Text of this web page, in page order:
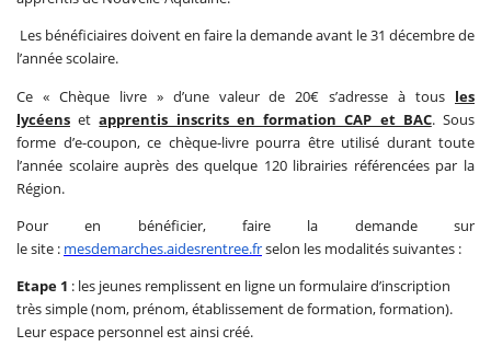
Les bénéficiaires doivent en faire la demande avant le 31 décembre de
l’année scolaire.
Ce « Chèque livre » d’une valeur de 20€ s’adresse à tous les
lycéens etapprentis inscrits en formation CAP et BAC. Sous
forme d’e-coupon, ce chèque-livre pourra être utilisé durant toute
l’année scolaire auprès des quelque 120 librairies référencées par la
Région.
Pour en bénéficier, faire la demande sur
le site : mesdemarches.aidesrentree.frselon les modalités suivantes :
Etape 1 : les jeunes remplissent en ligne un formulaire d’inscription
très simple (nom, prénom, établissement de formation, formation).
Leur espace personnel est ainsi créé.